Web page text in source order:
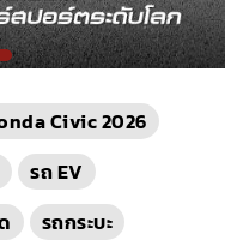
Civic 2026
รถ EV
รถกระบะ